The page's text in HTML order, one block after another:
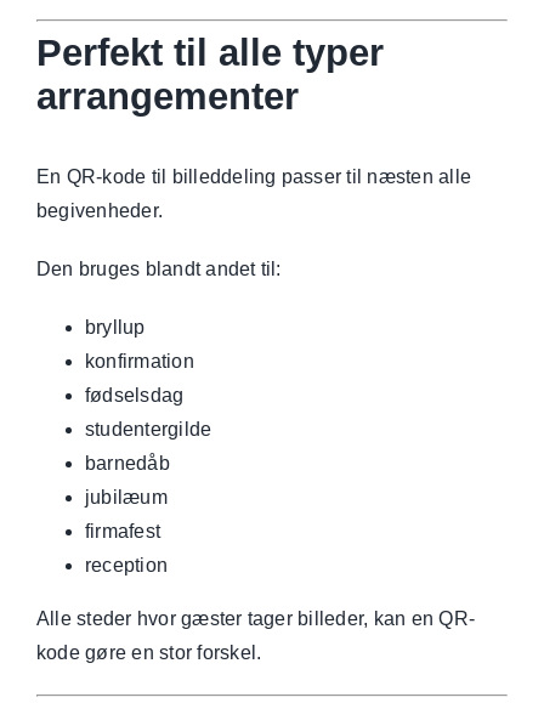
Perfekt til alle typer
arrangementer
En QR-kode til billeddeling passer til næsten alle
begivenheder.
Den bruges blandt andet til:
bryllup
konfirmation
fødselsdag
studentergilde
barnedåb
jubilæum
firmafest
reception
Alle steder hvor gæster tager billeder, kan en QR-
kode gøre en stor forskel.